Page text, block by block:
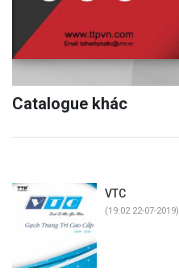
Catalogue khác
VTC
(19:02 22-07-2019)